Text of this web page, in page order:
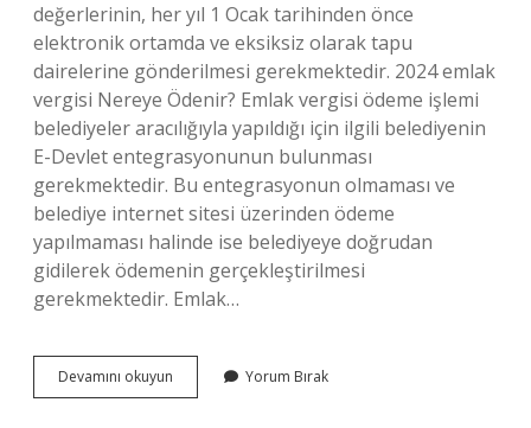
değerlerinin, her yıl 1 Ocak tarihinden önce
elektronik ortamda ve eksiksiz olarak tapu
dairelerine gönderilmesi gerekmektedir. 2024 emlak
vergisi Nereye Ödenir? Emlak vergisi ödeme işlemi
belediyeler aracılığıyla yapıldığı için ilgili belediyenin
E-Devlet entegrasyonunun bulunması
gerekmektedir. Bu entegrasyonun olmaması ve
belediye internet sitesi üzerinden ödeme
yapılmaması halinde ise belediyeye doğrudan
gidilerek ödemenin gerçekleştirilmesi
gerekmektedir. Emlak…
Devamını okuyun
Beyan
Yorum Bırak